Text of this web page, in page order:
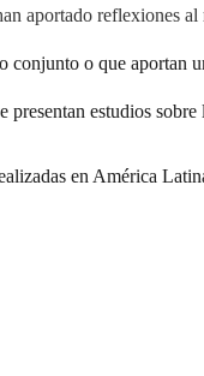
aportado reflexiones al
o que aportan
presentan estudios
en América